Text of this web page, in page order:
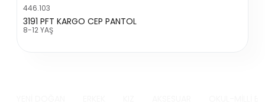
446.103
3191 PFT KARGO CEP PANTOL
8-12 YAŞ